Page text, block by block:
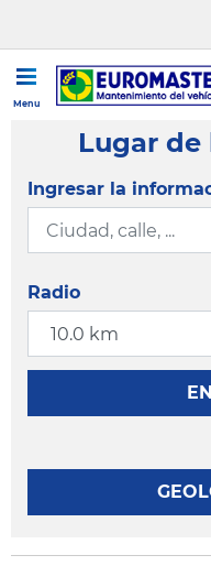
Menu
Lugar
Ingresar la
Radio